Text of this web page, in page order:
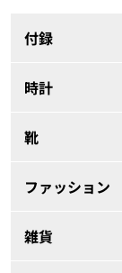
付録
時計
靴
ファッション
雑貨